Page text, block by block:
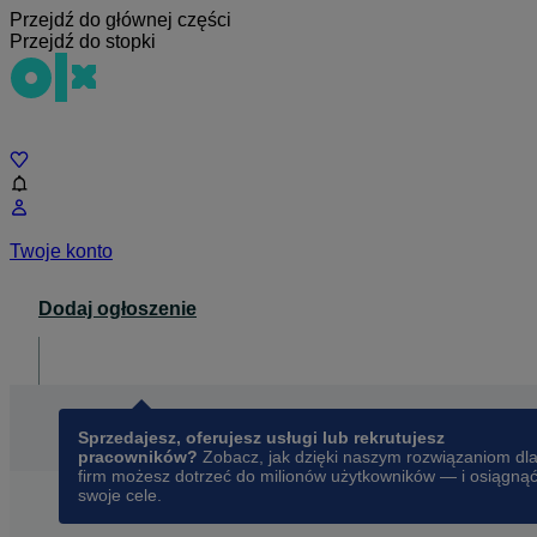
Przejdź do głównej części
Przejdź do stopki
Twoje konto
Dodaj ogłoszenie
Sprzedajesz, oferujesz usługi lub rekrutujesz
pracowników? Zobacz, jak dzięki naszym rozwiązaniom dla
firm możesz dotrzeć do milionów użytkowników — i osiągnąć
swoje cele.